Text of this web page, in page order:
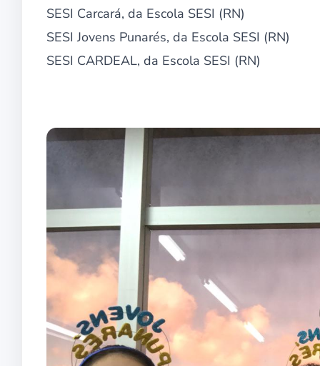
SESI Carcará, da Escola SESI (RN)
SESI Jovens Punarés, da Escola SESI (RN)
SESI CARDEAL, da Escola SESI (RN)